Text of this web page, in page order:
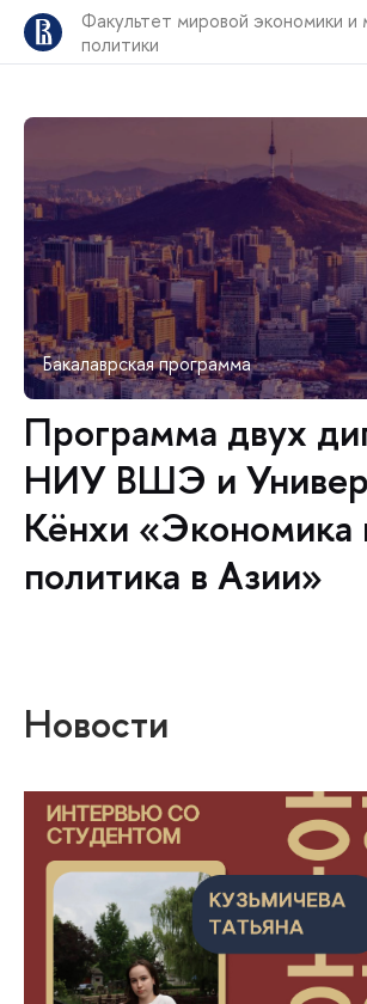
Факультет мировой экономики и
политики
Бакалаврская программа
Программа двух
НИУ ВШЭ и
Кёнхи «Экономика
политика в Азии»
Новости